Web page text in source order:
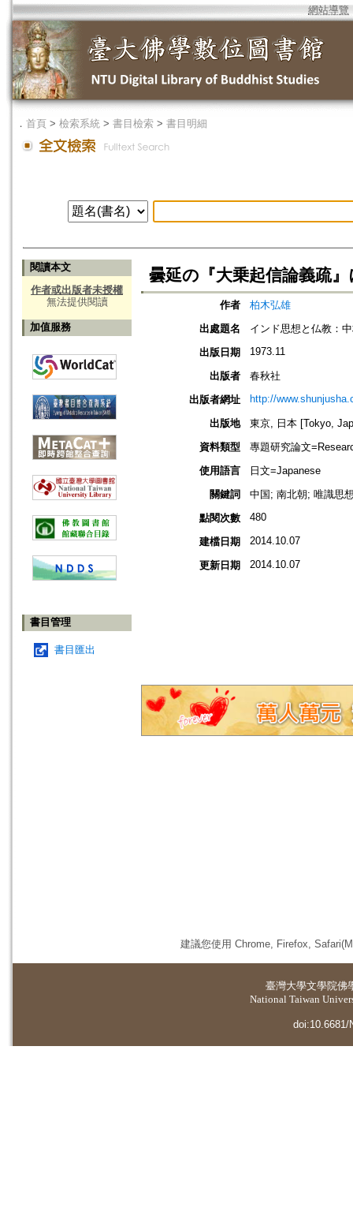
網站導覽
． 首頁 > 檢索系統 > 書目檢索 > 書目明細
閱讀本文
作者或出版者未授權
無法提供閱讀
加值服務
書目管理
書目匯出
曇延の『大乗起信論義疏
作者
柏木弘雄
出處題名
インド思想と仏教：
出版日期
1973.11
出版者
春秋社
出版者網址
http://
出版地
東京, 日本 [Tokyo,
資料類型
專題研究論文
使用語言
日文=Japanese
關鍵詞
中国; 南北朝; 唯識思
點閱次數
480
建檔日期 2014.10.07
更新日期 2014.10.07
建議您使用 Chrome, Firefox,
臺灣大學文學院佛
National Taiwan
doi:10.6681/